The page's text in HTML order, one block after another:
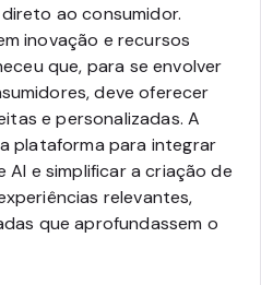
ao consumidor.
inovação e recursos
que, para se envolver
deve oferecer
e personalizadas. A
plataforma para integrar
e simplificar a criação de
relevantes,
que aprofundassem o